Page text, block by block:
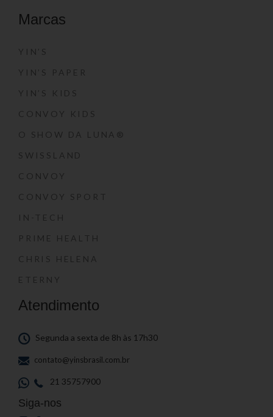
Marcas
YIN’S
YIN’S PAPER
YIN’S KIDS
CONVOY KIDS
O SHOW DA LUNA®
SWISSLAND
CONVOY
CONVOY SPORT
IN-TECH
PRIME HEALTH
CHRIS HELENA
ETERNY
Atendimento
Segunda a sexta de 8h às 17h30
contato@yinsbrasil.com.br
21 35757900
Siga-nos